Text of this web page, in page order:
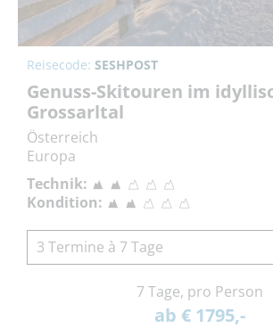
Reisecode: SESHPOST
Genuss-Skitouren im
Grossarltal
Österreich
Europa
Technik:
Kondition:
3 Termine à 7 Tage
7 Tage, pro Person
ab € 1795,-